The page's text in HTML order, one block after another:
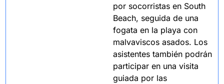
por socorristas en South
Beach, seguida de una
fogata en la playa con
malvaviscos asados. Los
asistentes también podrán
participar en una visita
guiada por las